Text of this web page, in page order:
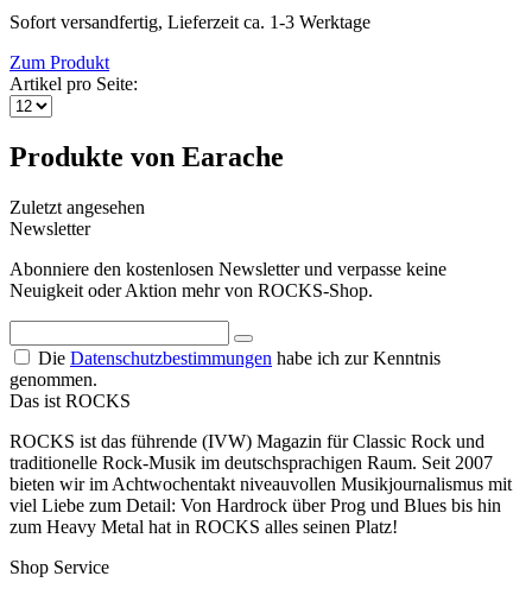
Sofort versandfertig, Lieferzeit ca. 1-3 Werktage
Zum Produkt
Artikel pro Seite:
Produkte von Earache
Zuletzt angesehen
Newsletter
Abonniere den kostenlosen Newsletter und verpasse keine
Neuigkeit oder Aktion mehr von ROCKS-Shop.
Die Datenschutzbestimmungen habe ich zur Kenntnis
genommen.
Das ist ROCKS
ROCKS ist das führende (IVW) Magazin für Classic Rock und
traditionelle Rock-Musik im deutschsprachigen Raum. Seit 2007
bieten wir im Achtwochentakt niveauvollen Musikjournalismus mit
viel Liebe zum Detail: Von Hardrock über Prog und Blues bis hin
zum Heavy Metal hat in ROCKS alles seinen Platz!
Shop Service